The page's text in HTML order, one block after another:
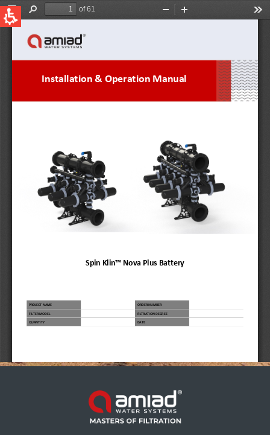
QUICK LINKS
Global
English
Australia
Spain & LATAM
Russian
France
German
Israel
Based on your current location, we recommend
this Amiad website for you
North America- English